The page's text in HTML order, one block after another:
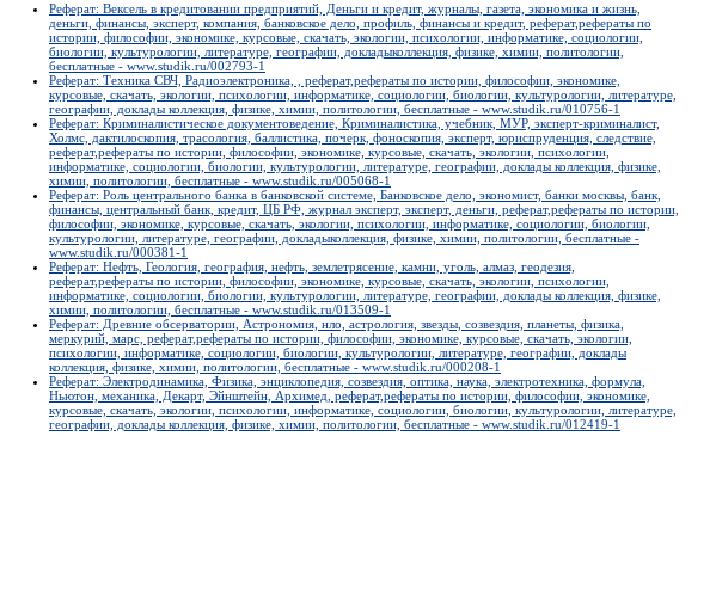
Реферат: Вексель в кредитовании предприятий, Деньги и кредит, журналы, газета, экономика и жизнь,
деньги, финансы, эксперт, компания, банковское дело, профиль, финансы и кредит, реферат,рефераты по
истории, философии, экономике, курсовые, скачать, экологии, психологии, информатике, социологии,
биологии, культурологии, литературе, географии, докладыколлекция, физике, химии, политологии,
бесплатные - www.studik.ru/002793-1
Реферат: Техника СВЧ, Радиоэлектроника, , реферат,рефераты по истории, философии, экономике,
курсовые, скачать, экологии, психологии, информатике, социологии, биологии, культурологии, литературе,
географии, доклады коллекция, физике, химии, политологии, бесплатные - www.studik.ru/010756-1
Реферат: Криминалистическое документоведение, Криминалистика, учебник, МУР, эксперт-криминалист,
Холмс, дактилоскопия, трасология, баллистика, почерк, фоноскопия, эксперт, юриспруденция, следствие,
реферат,рефераты по истории, философии, экономике, курсовые, скачать, экологии, психологии,
информатике, социологии, биологии, культурологии, литературе, географии, доклады коллекция, физике,
химии, политологии, бесплатные - www.studik.ru/005068-1
Реферат: Роль центрального банка в банковской системе, Банковское дело, экономист, банки москвы, банк,
финансы, центральный банк, кредит, ЦБ РФ, журнал эксперт, эксперт, деньги, реферат,рефераты по истории,
философии, экономике, курсовые, скачать, экологии, психологии, информатике, социологии, биологии,
культурологии, литературе, географии, докладыколлекция, физике, химии, политологии, бесплатные -
www.studik.ru/000381-1
Реферат: Нефть, Геология, география, нефть, землетрясение, камни, уголь, алмаз, геодезия,
реферат,рефераты по истории, философии, экономике, курсовые, скачать, экологии, психологии,
информатике, социологии, биологии, культурологии, литературе, географии, доклады коллекция, физике,
химии, политологии, бесплатные - www.studik.ru/013509-1
Реферат: Древние обсерватории, Астрономия, нло, астрология, звезды, созвездия, планеты, физика,
меркурий, марс, реферат,рефераты по истории, философии, экономике, курсовые, скачать, экологии,
психологии, информатике, социологии, биологии, культурологии, литературе, географии, доклады
коллекция, физике, химии, политологии, бесплатные - www.studik.ru/000208-1
Реферат: Электродинамика, Физика, энциклопедия, созвездия, оптика, наука, электротехника, формула,
Ньютон, механика, Декарт, Эйнштейн, Архимед, реферат,рефераты по истории, философии, экономике,
курсовые, скачать, экологии, психологии, информатике, социологии, биологии, культурологии, литературе,
географии, доклады коллекция, физике, химии, политологии, бесплатные - www.studik.ru/012419-1